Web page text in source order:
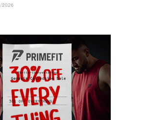
2026